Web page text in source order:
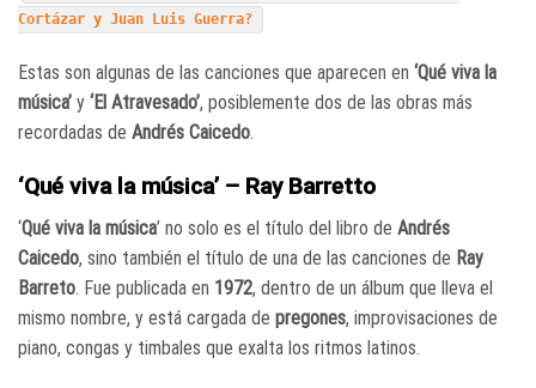
Cortázar y Juan Luis Guerra?
Estas son algunas de las canciones que aparecen en ‘Qué viva la
música’ y ‘El Atravesado’, posiblemente dos de las obras más
recordadas de Andrés Caicedo.
‘Qué viva la música’ – Ray Barretto
‘Qué viva la música’ no solo es el título del libro de Andrés
Caicedo, sino también el título de una de las canciones de Ray
Barreto. Fue publicada en 1972, dentro de un álbum que lleva el
mismo nombre, y está cargada de pregones, improvisaciones de
piano, congas y timbales que exalta los ritmos latinos.